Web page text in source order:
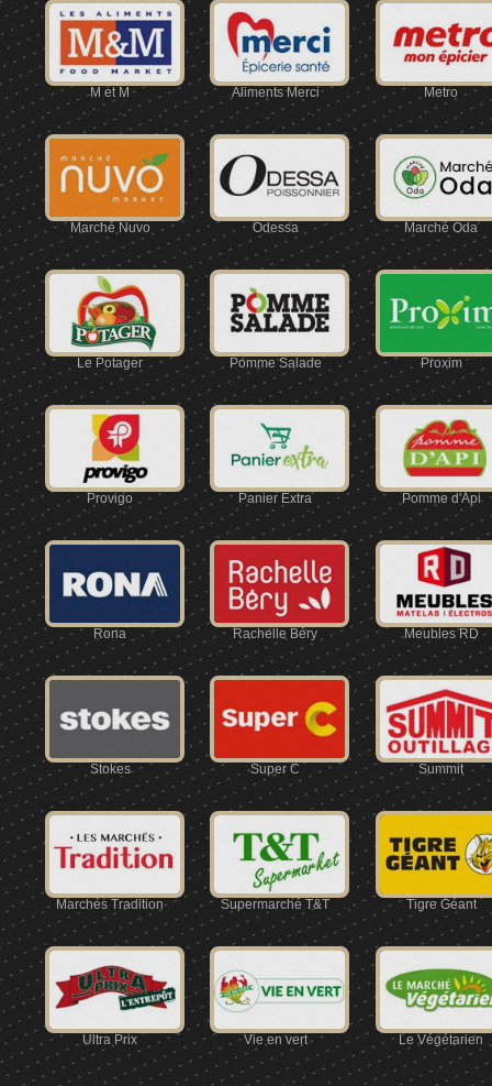
M et M Aliments Merci Metro
Marché Nuvo Odessa Marché Oda
Le Potager Pomme Salade Proxim
Provigo Panier Extra Pomme d'Api
Rona Rachelle Béry Meubles RD
Stokes Super C Summit
Marchés Tradition Supermarché T&T Tigre Géant
Ultra Prix Vie en vert Le Végétarien